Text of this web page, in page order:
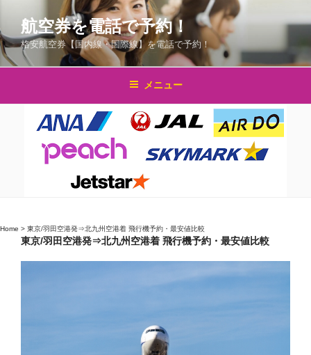
テ
ン
ス
航空券を電話で予約！
格安航空券【国内線・国際線】を電話で予約！
メニュー
Home > 東京/羽田空港発⇒北九州空港着 飛行機予約・最安値比較
東京/羽田空港発⇒北九州空港着 飛行機予約・最安値比較